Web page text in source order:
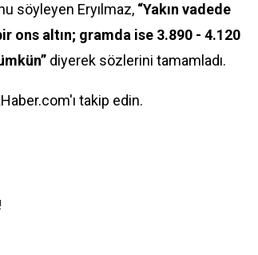
söyleyen Eryılmaz, “Yakın vadede
ons altın; gramda ise 3.890 - 4.120
diyerek sözlerini tamamladı.
takip edin.